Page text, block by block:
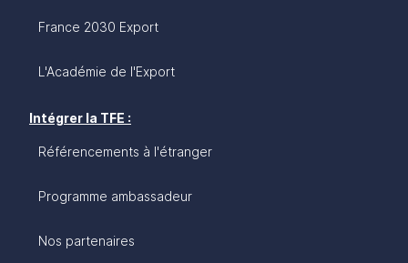
France 2030 Export
L'Académie de l'Export
Intégrer la TFE :
Référencements à l'étranger
Programme ambassadeur
Nos partenaires